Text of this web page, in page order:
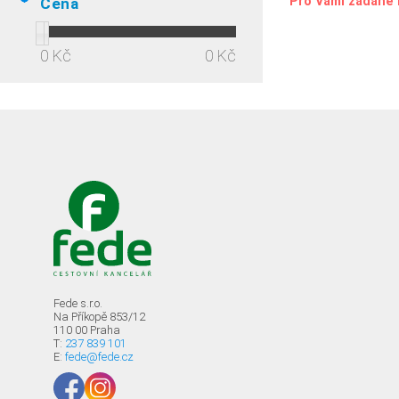
Cena
0 Kč 0 Kč
Fede s.r.o.
Na Příkopě 853/12
110 00 Praha
T: 237 839 101
E: fede@fede.cz